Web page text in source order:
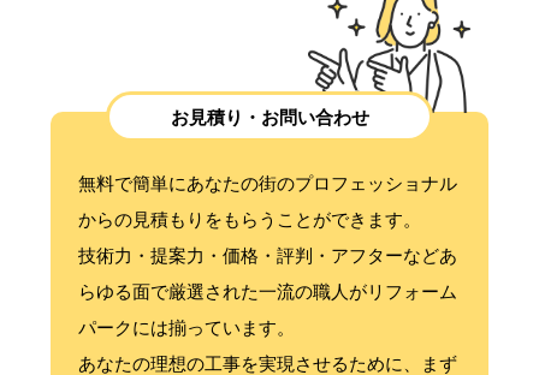
お見積り・お問い合わせ
無料で簡単にあなたの街のプロフェッショナル
からの見積もりをもらうことができます。
技術力・提案力・価格・評判・アフターなどあ
らゆる面で厳選された一流の職人がリフォーム
パークには揃っています。
あなたの理想の工事を実現させるために、まず